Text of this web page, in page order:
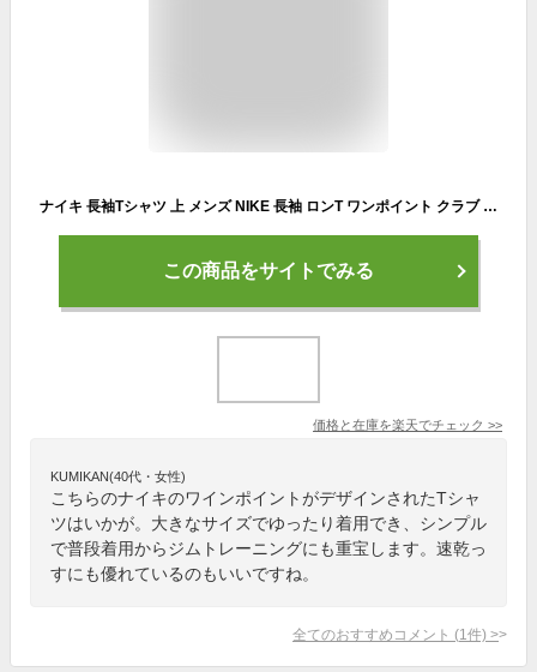
ナイキ 長袖Tシャツ 上 メンズ NIKE 長袖 ロンT ワンポイント クラブ AR5194 黒 ブラック 新作| 大きいサイズ 有 スポーツウェア トレーニングウェア
この商品をサイトでみる
価格と在庫を楽天でチェック >>
KUMIKAN(40代・女性)
こちらのナイキのワインポイントがデザインされたTシャ
ツはいかが。大きなサイズでゆったり着用でき、シンプル
で普段着用からジムトレーニングにも重宝します。速乾っ
すにも優れているのもいいですね。
全てのおすすめコメント (1 件) >